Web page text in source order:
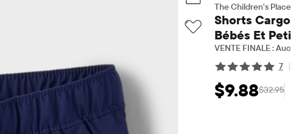
The Children's
Shorts
Bébés Et
VENTE FINALE :
7 |
Prix ​​de vente:
$9.88 Prix
$32.95